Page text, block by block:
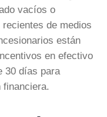
vacíos o
de medios
están
en efectivo
30 días para
financiera.